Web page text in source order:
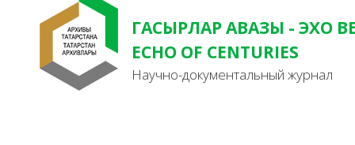
ГАСЫРЛАР АВАЗЫ - ЭХО
ECHO OF CENTURIES
Научно-документальный журнал